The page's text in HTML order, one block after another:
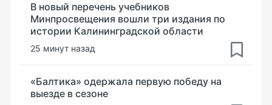
В новый перечень учебников
Минпросвещения вошли три издания по
истории Калининградской области
25 минут назад
«Балтика» одержала первую победу на
выезде в сезоне